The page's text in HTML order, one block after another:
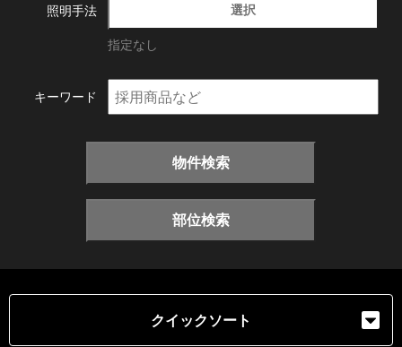
照明手法 選択
指定なし
キーワード
物件検索
部位検索
クイックソート